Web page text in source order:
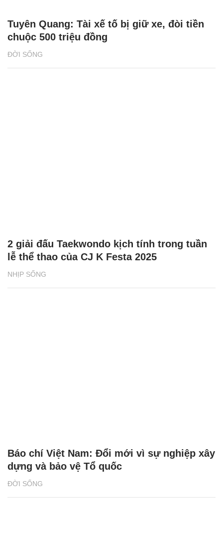
ĐỜI SỐNG
Tuyên Quang: Tài xế tố bị giữ xe, đòi tiền
chuộc 500 triệu đồng
NHỊP SỐNG
2 giải đấu Taekwondo kịch tính trong tuần
lễ thể thao của CJ K Festa 2025
ĐỜI SỐNG
Báo chí Việt Nam: Đổi mới vì sự nghiệp xây
dựng và bảo vệ Tổ quốc